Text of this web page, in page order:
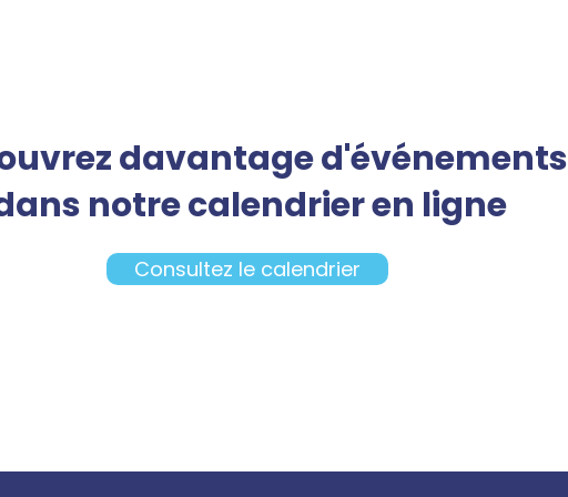
davantage d'événements
notre calendrier en ligne
Consultez le calendrier